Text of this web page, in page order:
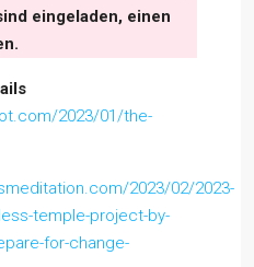
eingeladen, einen
2023/01/the-
2023/02/2023-
temple-project-by-
for-change-